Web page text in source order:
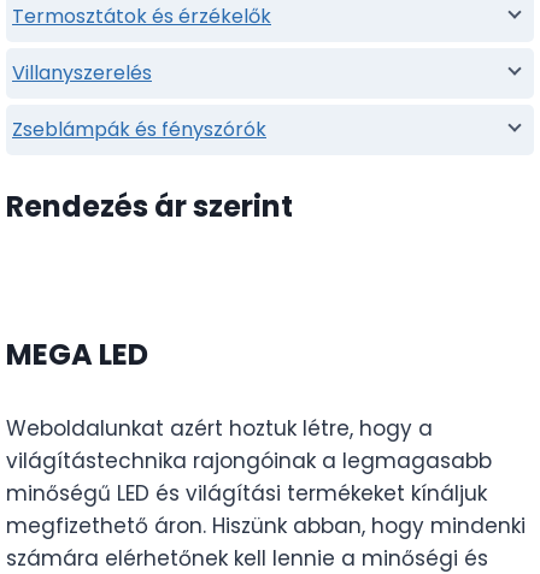
Termosztátok és érzékelők
Villanyszerelés
Zseblámpák és fényszórók
Rendezés ár szerint
MEGA LED
Weboldalunkat azért hoztuk létre, hogy a
világítástechnika rajongóinak a legmagasabb
minőségű LED és világítási termékeket kínáljuk
megfizethető áron. Hiszünk abban, hogy mindenki
számára elérhetőnek kell lennie a minőségi és